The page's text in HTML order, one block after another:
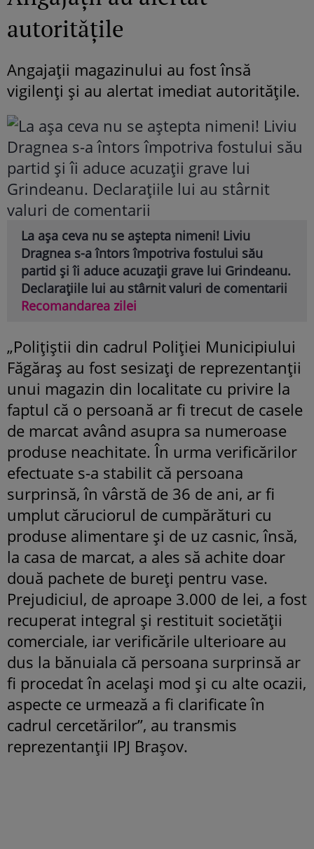
autoritățile
Angajații magazinului au fost însă
vigilenți și au alertat imediat autoritățile.
La așa ceva nu se aștepta nimeni! Liviu
Dragnea s-a întors împotriva fostului său
partid și îi aduce acuzații grave lui Grindeanu.
Declarațiile lui au stârnit valuri de comentarii
Recomandarea zilei
„Polițiștii din cadrul Poliției Municipiului
Făgăraș au fost sesizați de reprezentanții
unui magazin din localitate cu privire la
faptul că o persoană ar fi trecut de casele
de marcat având asupra sa numeroase
produse neachitate. În urma verificărilor
efectuate s-a stabilit că persoana
surprinsă, în vârstă de 36 de ani, ar fi
umplut căruciorul de cumpărături cu
produse alimentare și de uz casnic, însă,
la casa de marcat, a ales să achite doar
două pachete de bureți pentru vase.
Prejudiciul, de aproape 3.000 de lei, a fost
recuperat integral și restituit societății
comerciale, iar verificările ulterioare au
dus la bănuiala că persoana surprinsă ar
fi procedat în același mod și cu alte ocazii,
aspecte ce urmează a fi clarificate în
cadrul cercetărilor”, au transmis
reprezentanții IPJ Brașov.